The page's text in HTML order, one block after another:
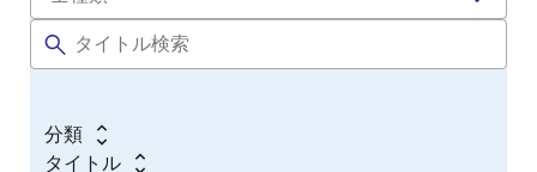
分類
タイトル